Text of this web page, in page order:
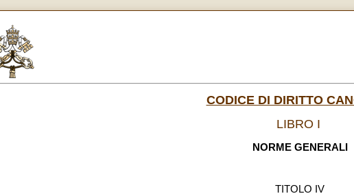
CODICE DI DIRITTO
LIBRO I
NORME GENERALI
TITOLO IV